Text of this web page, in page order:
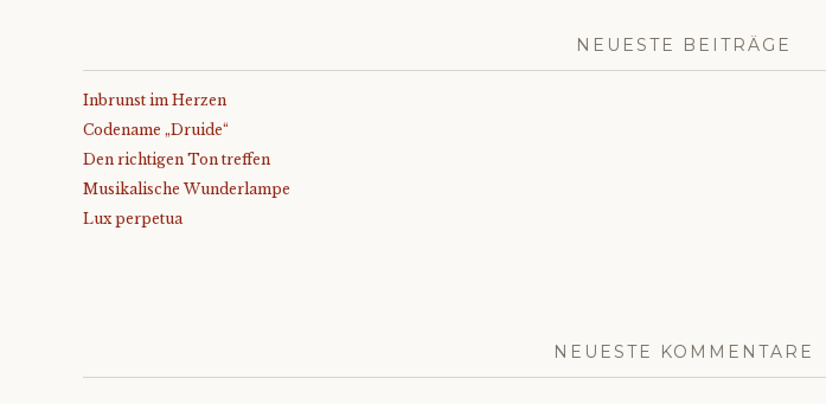
NEUESTE BEITRÄGE
Inbrunst im Herzen
Codename „Druide“
Den richtigen Ton treffen
Musikalische Wunderlampe
Lux perpetua
NEUESTE KOMMENTARE